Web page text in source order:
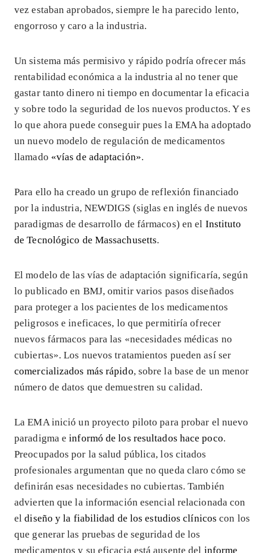
vez estaban aprobados, siempre le ha parecido lento,
engorroso y caro a la industria.
Un sistema más permisivo y rápido podría ofrecer más
rentabilidad económica a la industria al no tener que
gastar tanto dinero ni tiempo en documentar la eficacia
y sobre todo la seguridad de los nuevos productos. Y es
lo que ahora puede conseguir pues la EMA ha adoptado
un nuevo modelo de regulación de medicamentos
llamado «vías de adaptación».
Para ello ha creado un grupo de reflexión financiado
por la industria, NEWDIGS (siglas en inglés de nuevos
paradigmas de desarrollo de fármacos) en el Instituto
de Tecnológico de Massachusetts.
El modelo de las vías de adaptación significaría, según
lo publicado en BMJ, omitir varios pasos diseñados
para proteger a los pacientes de los medicamentos
peligrosos e ineficaces, lo que permitiría ofrecer
nuevos fármacos para las «necesidades médicas no
cubiertas». Los nuevos tratamientos pueden así ser
comercializados más rápido, sobre la base de un menor
número de datos que demuestren su calidad.
La EMA inició un proyecto piloto para probar el nuevo
paradigma einformó de los resultados hace poco.
Preocupados por la salud pública, los citados
profesionales argumentan que no queda claro cómo se
definirán esas necesidades no cubiertas. También
advierten que la información esencial relacionada con
eldiseño y la fiabilidad de los estudios clínicos con los
que generar las pruebas de seguridad de los
medicamentos y su eficacia está ausente del informe